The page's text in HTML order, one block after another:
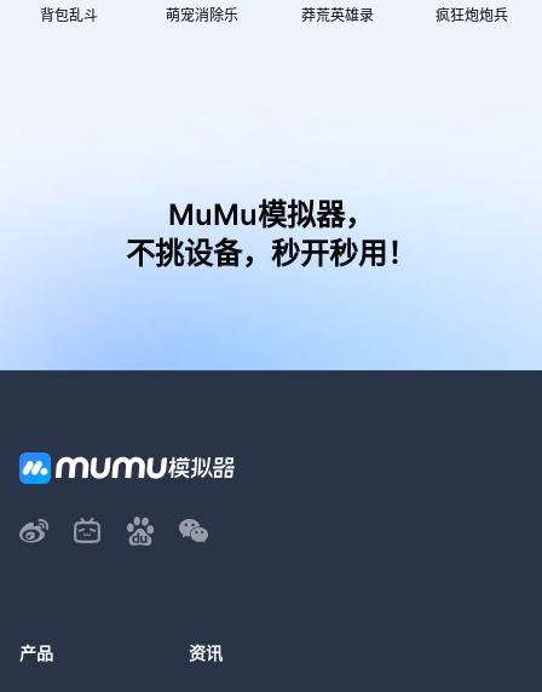
背包乱斗 萌宠消除乐 莽荒英雄录 疯狂炮炮兵
MuMu模拟器，
不挑设备，秒开秒用！
产品 资讯